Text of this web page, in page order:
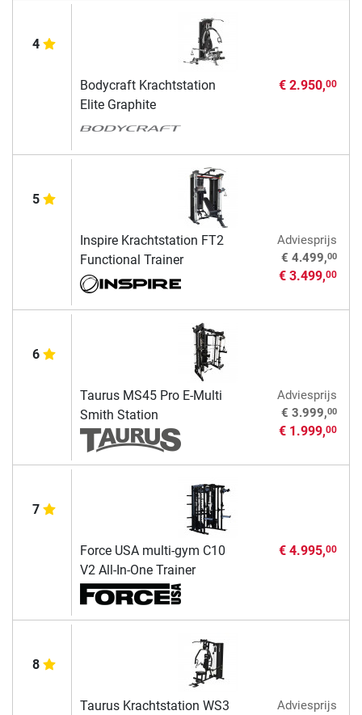
4
Bodycraft Krachtstation
Elite Graphite
€ 2.950,00
5
Inspire Krachtstation FT2
Functional Trainer
Adviesprijs
€ 4.499,00
€ 3.499,00
6
Taurus MS45 Pro E-Multi
Smith Station
Adviesprijs
€ 3.999,00
€ 1.999,00
7
Force USA multi-gym C10
V2 All-In-One Trainer
€ 4.995,00
8
Taurus Krachtstation WS3 Adviesprijs